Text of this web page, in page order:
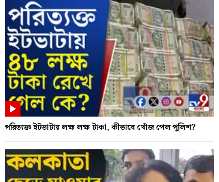
পরিত্যক্ত ইটভাটায় লক্ষ লক্ষ টাকা, কীভাবে খোঁজ পেল পুলিশ?